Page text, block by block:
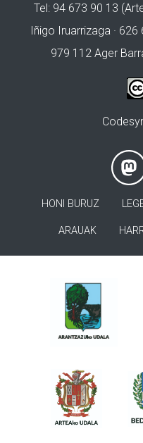
Tel: 94 673 90 13
Iñigo Iruarrizaga ·
979 112 Ager
HONI BURUZ
ARAUAK